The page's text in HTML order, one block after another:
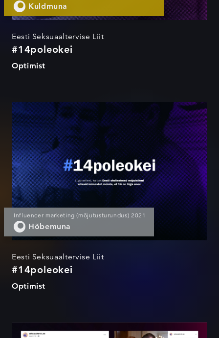
Kuldmuna
Eesti Seksuaaltervise Liit
#14poleokei
Optimist
#14poleokei
Influencer marketing (mõjutusturundus) 2021
Hõbemuna
Eesti Seksuaaltervise Liit
#14poleokei
Optimist
#14poleokei